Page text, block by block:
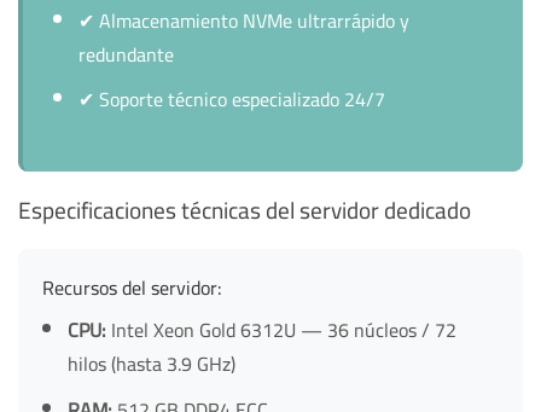
✔Almacenamiento NVMe ultrarrápido y
redundante
✔Soporte técnico especializado 24/7
Especificaciones técnicas del servidor dedicado
Recursos del servidor:
CPU: Intel Xeon Gold 6312U — 36 núcleos / 72
hilos (hasta 3.9 GHz)